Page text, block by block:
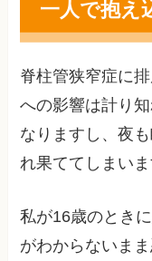
一人で抱え
脊柱管狭窄症に
への影響は計り
なりますし、夜
れ果ててしまいま
私が16歳のとき
がわからないま